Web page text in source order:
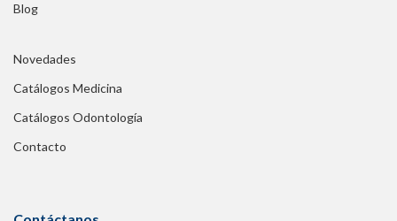
Blog
Novedades
Catálogos Medicina
Catálogos Odontología
Contacto